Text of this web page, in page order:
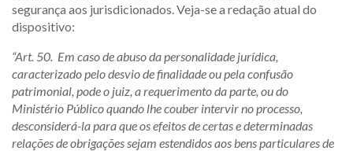
segurança aos jurisdicionados. Veja-se a redação atual do
dispositivo:
“Art. 50. Em caso de abuso da personalidade jurídica,
caracterizado pelo desvio de finalidade ou pela confusão
patrimonial, pode o juiz, a requerimento da parte, ou do
Ministério Público quando lhe couber intervir no processo,
desconsiderá-la para que os efeitos de certas e determinadas
relações de obrigações sejam estendidos aos bens particulares de